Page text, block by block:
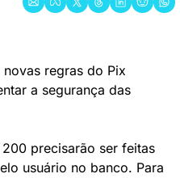
regras do Pix
a segurança das
precisarão ser feitas
usuário no banco. Para